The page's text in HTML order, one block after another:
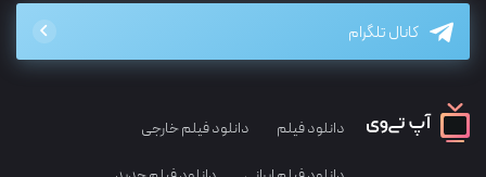
کانال تلگرام
دانلود فیلم دانلود فیلم خارجی